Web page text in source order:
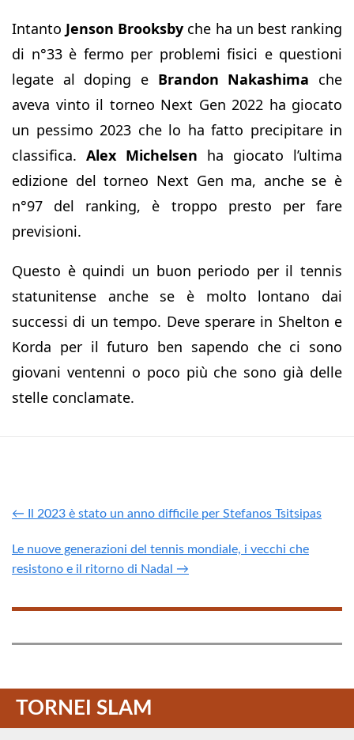
Intanto Jenson Brooksby che ha un best ranking
di n°33 è fermo per problemi fisici e questioni
legate al doping e Brandon Nakashima che
aveva vinto il torneo Next Gen 2022 ha giocato
un pessimo 2023 che lo ha fatto precipitare in
classifica. Alex Michelsen ha giocato l’ultima
edizione del torneo Next Gen ma, anche se è
n°97 del ranking, è troppo presto per fare
previsioni.
Questo è quindi un buon periodo per il tennis
statunitense anche se è molto lontano dai
successi di un tempo. Deve sperare in Shelton e
Korda per il futuro ben sapendo che ci sono
giovani ventenni o poco più che sono già delle
stelle conclamate.
← Il 2023 è stato un anno difficile per Stefanos Tsitsipas
Le nuove generazioni del tennis mondiale, i vecchi che
resistono e il ritorno di Nadal →
TORNEI SLAM